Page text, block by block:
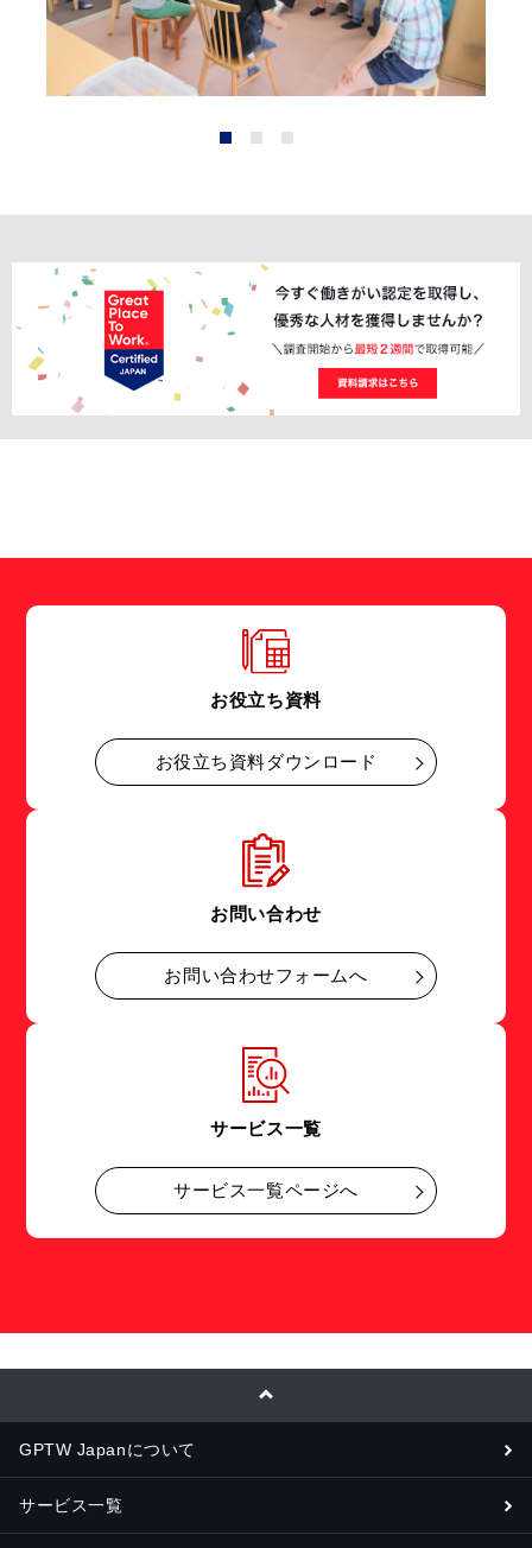
1 2 3
お役立ち資料
お役立ち資料ダウンロード
お問い合わせ
お問い合わせフォームへ
サービス一覧
サービス一覧ページへ
GPTW Japanについて
サービス一覧